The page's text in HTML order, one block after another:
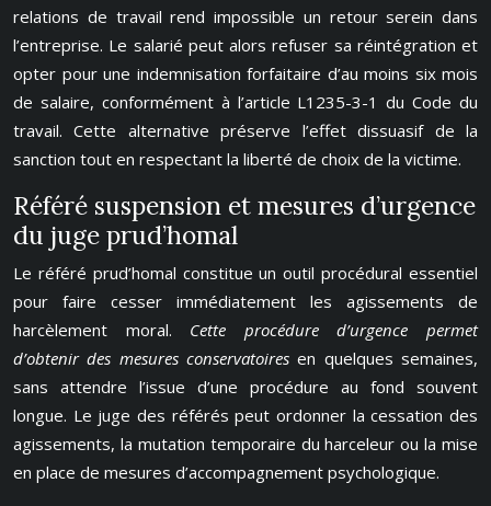
relations de travail rend impossible un retour serein dans
l’entreprise. Le salarié peut alors refuser sa réintégration et
opter pour une indemnisation forfaitaire d’au moins six mois
de salaire, conformément à l’article L1235-3-1 du Code du
travail. Cette alternative préserve l’effet dissuasif de la
sanction tout en respectant la liberté de choix de la victime.
Référé suspension et mesures d’urgence
du juge prud’homal
Le référé prud’homal constitue un outil procédural essentiel
pour faire cesser immédiatement les agissements de
harcèlement moral. Cette procédure d’urgence permet
d’obtenir des mesures conservatoires en quelques semaines,
sans attendre l’issue d’une procédure au fond souvent
longue. Le juge des référés peut ordonner la cessation des
agissements, la mutation temporaire du harceleur ou la mise
en place de mesures d’accompagnement psychologique.